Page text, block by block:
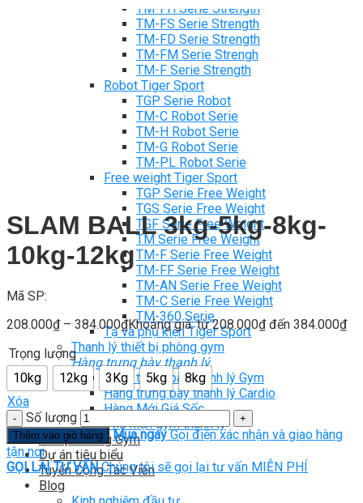
TM-FH Serie Strength
TM-FS Serie Strength
TM-FD Serie Strength
TM-FM Serie Strengh
TM-F Serie Strength
Robot Tiger Sport
TGP Serie Robot
TM-C Robot Serie
TM-H Robot Serie
TM-G Robot Serie
TM-PL Robot Serie
Free weight Tiger Sport
TGP Serie Free Weight
TGS Serie Free Weight
TGF Serie Free Weight
TM Serie Free Weight
TM-F Serie Free Weight
TM-FF Serie Free Weight
TM-AN Serie Free Weight
TM-C Serie Free Weight
TM-360 Serie
Tạ và phụ kiện Tiger Sport
Thanh lý thiết bị phòng gym
Hàng trưng bày thanh lý
Hàng trưng bày thanh lý Gym
Hàng trưng bày thanh lý Cardio
Hàng Mới Giá Sốc
Phụ kiện gym thanh lý
Setup Phòng Gym
Dự án tiêu biểu
Tuyển Cộng Tác Viên
Blog
SLAM BALL 3kg-5kg-8kg-
10kg-12kg
Mã SP:
208.000₫ – 384.000₫Khoảng giá: từ 208.000₫ đến 384.000₫
Trọng lượng
10kg
12kg 3Kg 5kg
8kg
Xóa
Số lượng
Thêm vào giỏ hàng Mua ngay Gọi điện xác nhận và giao hàng
tận nơi
GỌI LẠI TƯ VẤN Chúng tôi sẽ gọi lại tư vấn MIỄN PHÍ